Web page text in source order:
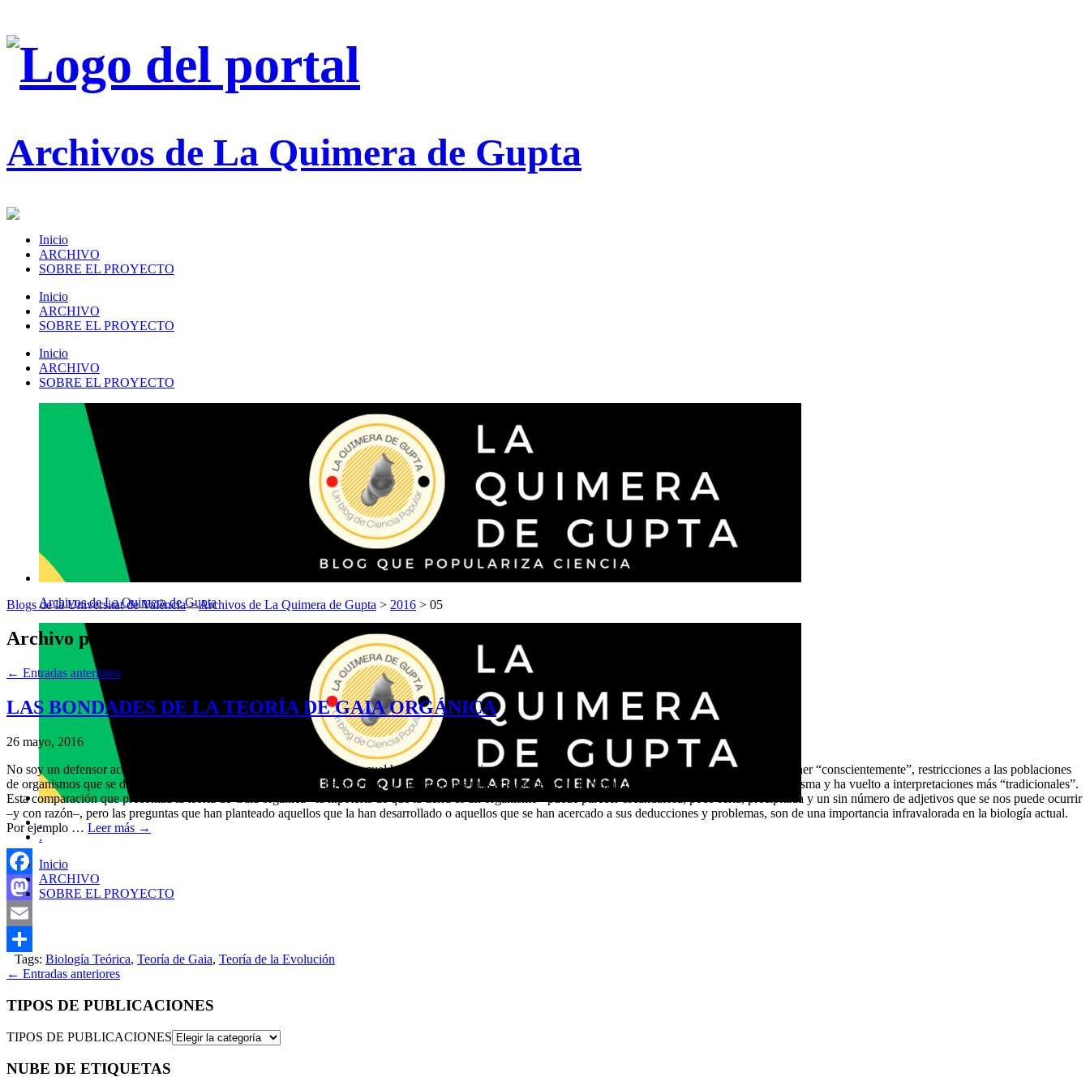
Archivos de La Quimera de Gupta
Inicio
ARCHIVO
SOBRE EL PROYECTO
Inicio
ARCHIVO
SOBRE EL PROYECTO
Inicio
ARCHIVO
SOBRE EL PROYECTO
Archivos de La Quimera de Gupta
.
.
Inicio
ARCHIVO
SOBRE EL PROYECTO
Blogs de la Universitat de València>Archivos de La Quimera de Gupta > 2016 > 05
Archivo por meses:
← Entradas anteriores
LAS BONDADES DE LA TEORÍA DE GAIA ORGÁNICA
26 mayo, 2016
No soy un defensor acérrimo de la llamada teoría de Gaia orgánica, la cual hipotetiza que la tierra es un gran organismo, capaz de autorregularse y de imponer “conscientemente”, restricciones a las poblaciones
de organismos que se desarrollan en su seno. James Lovelock ha sido uno de sus ponentes más activos pero, en la última década, se ha desmarcado de la misma y ha vuelto a interpretaciones más “tradicionales”.
Esta comparación que preconiza la teoría de Gaia orgánica –la hipótesis de que la tierra es un organismo– puede parecer escandalosa, poco seria, precipitada y un sin número de adjetivos que se nos puede ocurrir
–y con razón–, pero las preguntas que han planteado aquellos que la han desarrollado o aquellos que se han acercado a sus deducciones y problemas, son de una importancia infravalorada en la biología actual.
Por ejemplo … Leer más →
Facebook
Mastodon
Email
Compartir
Tags: Biología Teórica, Teoría de Gaia, Teoría de la Evolución
← Entradas anteriores
TIPOS DE PUBLICACIONES
TIPOS DE PUBLICACIONES
NUBE DE ETIQUETAS